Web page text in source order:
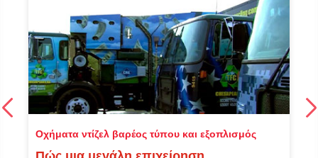
Οχήματα ντίζελ βαρέος τύπου και εξοπλισμός